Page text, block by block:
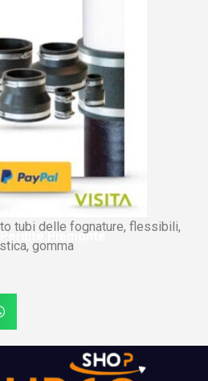
tubi delle fognature, flessibili,
gomma
Perdite Piemonte